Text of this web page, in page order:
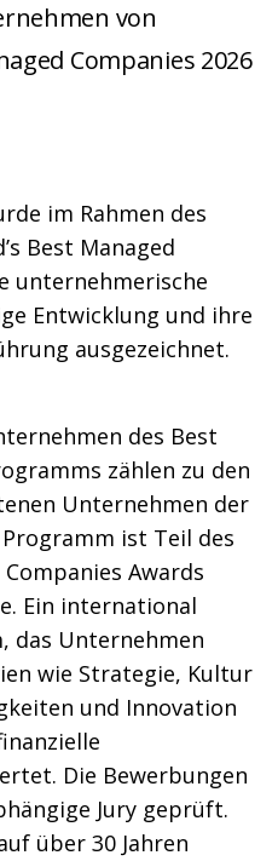
von
Companies 2026
im Rahmen des
Best Managed
unternehmerische
Entwicklung und ihre
ausgezeichnet.
des Best
zählen zu den
Unternehmen der
Programm ist Teil des
Awards
Ein international
das Unternehmen
wie Strategie, Kultur
und Innovation
Die Bewerbungen
Jury geprüft.
über 30 Jahren